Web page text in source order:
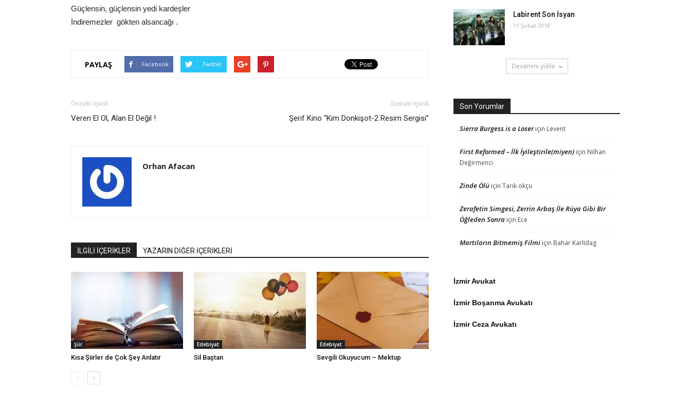
Güçlensin, güçlensin yedi kardeşler
İndiremezler gökten alsancağı .
PAYLAŞ Facebook Twitter
Önceki İçerik
Veren El Ol, Alan El Değil !
Sonraki İçerik
Şerif Kino “Kim Donkişot-2 Resim Sergisi”
Orhan Afacan
İLGİLİ İÇERİKLER YAZARIN DİĞER İÇERİKLERİ
Şiir
Kısa Şiirler de Çok Şey Anlatır
Edebiyat
Sil Baştan
Edebiyat
Sevgili Okuyucum – Mektup
Labirent Son İsyan
11 Şubat 2018
Devamını yükle
Son Yorumlar
Sierra Burgess is a Loseriçin Levent
First Reformed – İlk İyileştirile(miyen) için Nilhan
Değirmenci
Zinde Ölü için Tarık okçu
Zerafetin Simgesi, Zerrin Arbaş İle Rüya Gibi Bir
Öğleden Sonra için Ece
Martıların Bitmemiş Filmi için Bahar Karlidag
İzmir Avukat
İzmir Boşanma Avukatı
İzmir Ceza Avukatı